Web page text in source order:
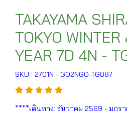
TAKAYAMA
TOKYO WINTER
YEAR 7D 4N -
SKU : 2701N - GO2NGO-TG087
****เดินทาง: ธันวาคม 2569 - มกร